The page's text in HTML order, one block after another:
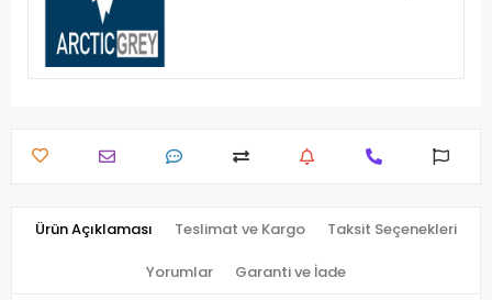
Ürün Açıklaması Teslimat ve Kargo Taksit Seçenekleri
Yorumlar Garanti ve İade